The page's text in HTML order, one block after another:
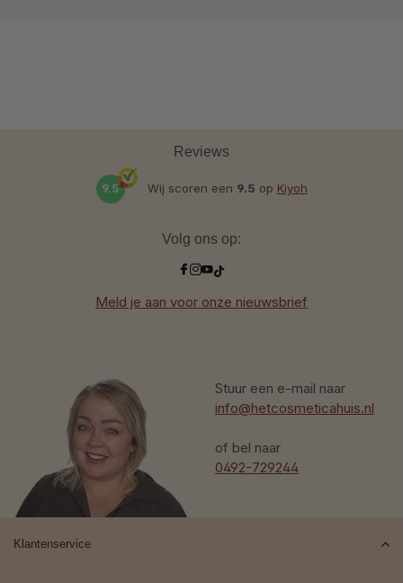
Stuur een e-mail naar
info@hetcosmeticahuis.nl
of bel naar
0492-729244
Reviews
9.5 Wij scoren een 9.5 op Kiyoh
Volg ons op:
Meld je aan voor onze nieuwsbrief
Klantenservice